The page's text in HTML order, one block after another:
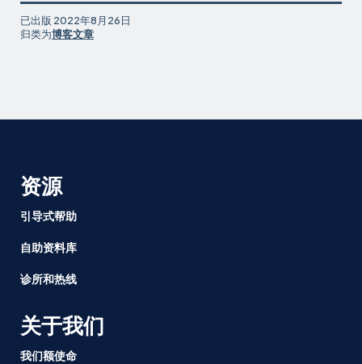
已出版 2022年8月26日
归类为博客文章
资源
引导式帮助
自助资料库
诊所和热线
关于我们
我们额使命